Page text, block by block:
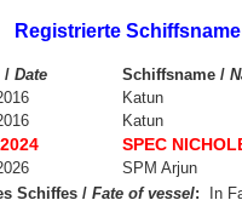
Registrierte
/ Date Schiffsname /
Katun
Katun
SPEC
SPM Arjun
Schiffes / Fate of vessel: In